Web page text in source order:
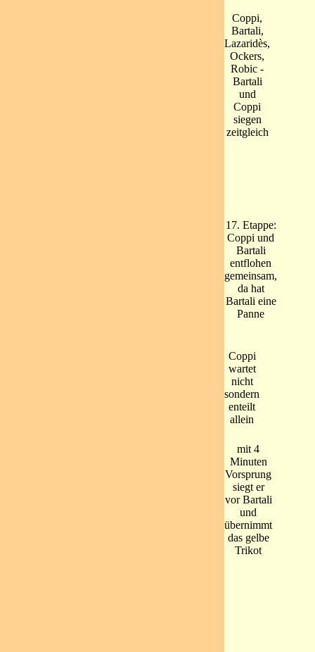
Coppi,
Bartali,
Lazaridès,
Ockers,
Robic -
Bartali
und
Coppi
siegen
zeitgleich
17. Etappe:
Coppi und
Bartali
entflohen
gemeinsam,
da hat
Bartali eine
Panne
Coppi
wartet
nicht
sondern
enteilt
allein
mit 4
Minuten
Vorsprung
siegt er
vor Bartali
und
übernimmt
das gelbe
Trikot